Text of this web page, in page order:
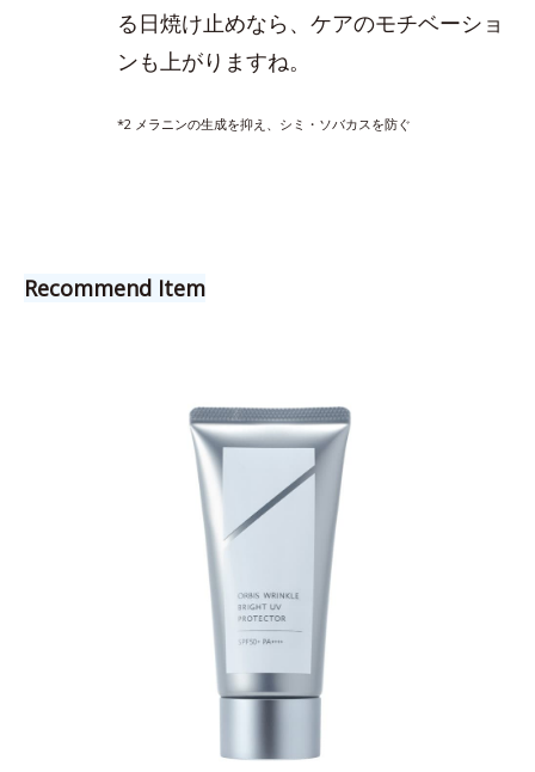
る日焼け止めなら、ケアのモチベーショ
ンも上がりますね。
*2 メラニンの生成を抑え、シミ・ソバカスを防ぐ
Recommend Item